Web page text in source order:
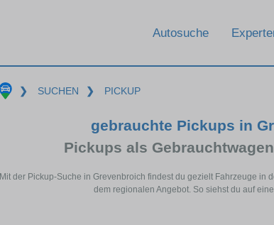
Autosuche
❯ SUCHEN ❯ PICKUP
gebrauchte Pickups in
Pickups als
Mit der Pickup-Suche in Grevenbroich findest du gezielt Fahrzeuge
dem regionalen Angebot. So siehst du auf